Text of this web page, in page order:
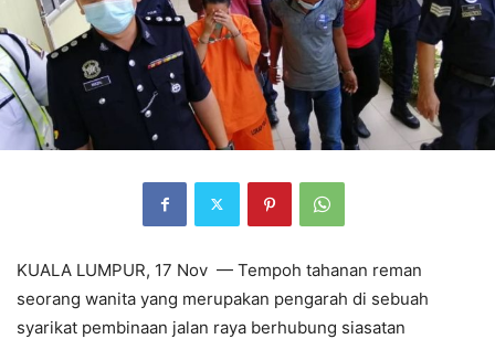
KUALA LUMPUR, 17 Nov — Tempoh tahanan reman
seorang wanita yang merupakan pengarah di sebuah
syarikat pembinaan jalan raya berhubung siasatan